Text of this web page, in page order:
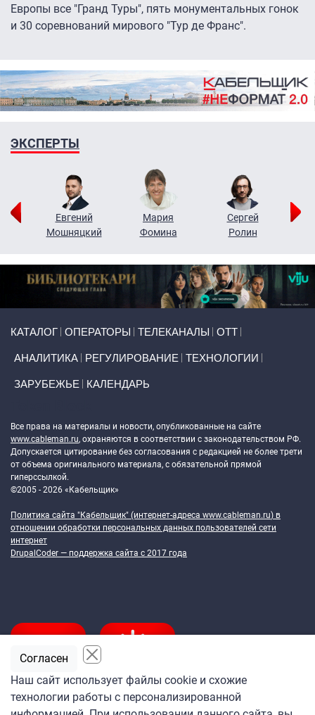
Европы все "Гранд Туры", пять монументальных гонок
и 30 соревнований мирового "Тур де Франс".
ЭКСПЕРТЫ
Евгений
Мошняцкий
Мария
Фомина
Сергей
Ролин
КАТАЛОГ ОПЕРАТОРЫ ТЕЛЕКАНАЛЫ ОТТ
АНАЛИТИКА РЕГУЛИРОВАНИЕ ТЕХНОЛОГИИ
ЗАРУБЕЖЬЕ КАЛЕНДАРЬ
Все права на материалы и новости, опубликованные на сайте
www.cableman.ru, охраняются в соответствии с законодательством РФ.
Допускается цитирование без согласования с редакцией не более трети
от объема оригинального материала, с обязательной прямой
гиперссылкой.
©2005 - 2026 «Кабельщик»
Политика сайта "Кабельщик" (интернет-адреса www.cableman.ru) в
отношении обработки персональных данных пользователей сети
интернет
DrupalCoder — поддержка сайта c 2017 года
Подпишитесь
Наш сайт использует файлы cookie и схожие
технологии работы с персонализированной
Согласен